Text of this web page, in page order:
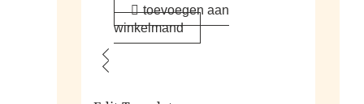
toevoegen aan
winkelmand